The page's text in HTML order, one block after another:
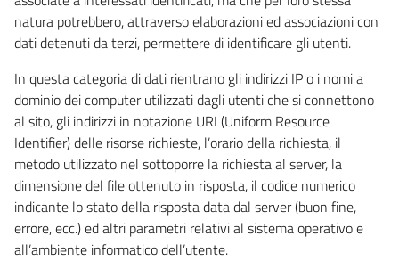
natura potrebbero, attraverso elaborazioni ed associazioni con
dati detenuti da terzi, permettere di identificare gli utenti.
In questa categoria di dati rientrano gli indirizzi IP o i nomi a
dominio dei computer utilizzati dagli utenti che si connettono
al sito, gli indirizzi in notazione URI (Uniform Resource
Identifier) delle risorse richieste, l’orario della richiesta, il
metodo utilizzato nel sottoporre la richiesta al server, la
dimensione del file ottenuto in risposta, il codice numerico
indicante lo stato della risposta data dal server (buon fine,
errore, ecc.) ed altri parametri relativi al sistema operativo e
all’ambiente informatico dell’utente.